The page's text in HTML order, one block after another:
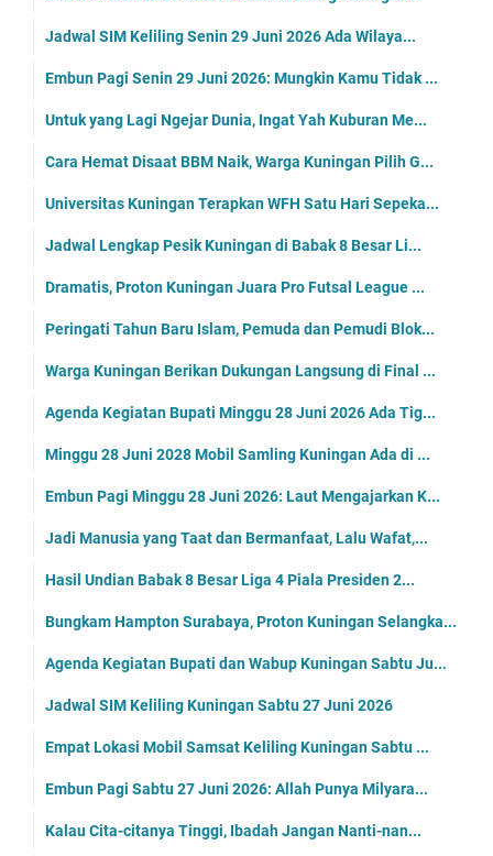
Jadwal SIM Keliling Senin 29 Juni 2026 Ada Wilaya...
Embun Pagi Senin 29 Juni 2026: Mungkin Kamu Tidak ...
Untuk yang Lagi Ngejar Dunia, Ingat Yah Kuburan Me...
Cara Hemat Disaat BBM Naik, Warga Kuningan Pilih G...
Universitas Kuningan Terapkan WFH Satu Hari Sepeka...
Jadwal Lengkap Pesik Kuningan di Babak 8 Besar Li...
Dramatis, Proton Kuningan Juara Pro Futsal League ...
Peringati Tahun Baru Islam, Pemuda dan Pemudi Blok...
Warga Kuningan Berikan Dukungan Langsung di Final ...
Agenda Kegiatan Bupati Minggu 28 Juni 2026 Ada Tig...
Minggu 28 Juni 2028 Mobil Samling Kuningan Ada di ...
Embun Pagi Minggu 28 Juni 2026: Laut Mengajarkan K...
Jadi Manusia yang Taat dan Bermanfaat, Lalu Wafat,...
Hasil Undian Babak 8 Besar Liga 4 Piala Presiden 2...
Bungkam Hampton Surabaya, Proton Kuningan Selangka...
Agenda Kegiatan Bupati dan Wabup Kuningan Sabtu Ju...
Jadwal SIM Keliling Kuningan Sabtu 27 Juni 2026
Empat Lokasi Mobil Samsat Keliling Kuningan Sabtu ...
Embun Pagi Sabtu 27 Juni 2026: Allah Punya Milyara...
Kalau Cita-citanya Tinggi, Ibadah Jangan Nanti-nan...